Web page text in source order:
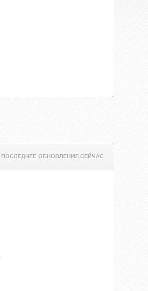
ПОСЛЕДНЕЕ ОБНОВЛЕНИЕ СЕЙЧАС